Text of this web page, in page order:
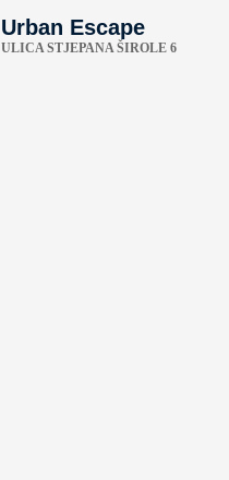
Urban Escape
ULICA STJEPANA ŠIROLE 6